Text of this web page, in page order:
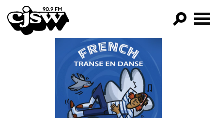
CJSW
PROGRAMS
EPISODES